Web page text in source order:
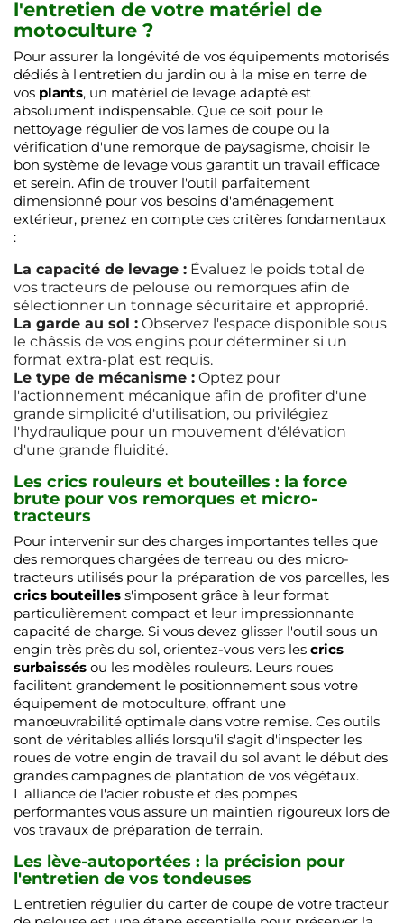
l'entretien de votre matériel de
motoculture ?
Pour assurer la longévité de vos équipements motorisés
dédiés à l'entretien du jardin ou à la mise en terre de
vos plants, un matériel de levage adapté est
absolument indispensable. Que ce soit pour le
nettoyage régulier de vos lames de coupe ou la
vérification d'une remorque de paysagisme, choisir le
bon système de levage vous garantit un travail efficace
et serein. Afin de trouver l'outil parfaitement
dimensionné pour vos besoins d'aménagement
extérieur, prenez en compte ces critères fondamentaux
:
La capacité de levage : Évaluez le poids total de
vos tracteurs de pelouse ou remorques afin de
sélectionner un tonnage sécuritaire et approprié.
La garde au sol : Observez l'espace disponible sous
le châssis de vos engins pour déterminer si un
format extra-plat est requis.
Le type de mécanisme : Optez pour
l'actionnement mécanique afin de profiter d'une
grande simplicité d'utilisation, ou privilégiez
l'hydraulique pour un mouvement d'élévation
d'une grande fluidité.
Les crics rouleurs et bouteilles : la force
brute pour vos remorques et micro-
tracteurs
Pour intervenir sur des charges importantes telles que
des remorques chargées de terreau ou des micro-
tracteurs utilisés pour la préparation de vos parcelles, les
crics bouteilles s'imposent grâce à leur format
particulièrement compact et leur impressionnante
capacité de charge. Si vous devez glisser l'outil sous un
engin très près du sol, orientez-vous vers les crics
surbaissés ou les modèles rouleurs. Leurs roues
facilitent grandement le positionnement sous votre
équipement de motoculture, offrant une
manœuvrabilité optimale dans votre remise. Ces outils
sont de véritables alliés lorsqu'il s'agit d'inspecter les
roues de votre engin de travail du sol avant le début des
grandes campagnes de plantation de vos végétaux.
L'alliance de l'acier robuste et des pompes
performantes vous assure un maintien rigoureux lors de
vos travaux de préparation de terrain.
Les lève-autoportées : la précision pour
l'entretien de vos tondeuses
L'entretien régulier du carter de coupe de votre tracteur